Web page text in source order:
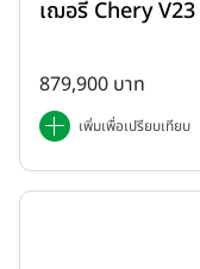
เฌอรี่ Chery
879,900 บาท
เพิ่มเพื่อเปรียบเทียบ